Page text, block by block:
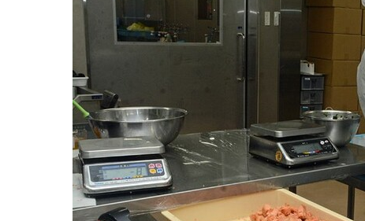
パワースポット
まつり・イベント
おみやげ・特産
道の駅・産直
アウトドア・レジャー
ご当地グルメ